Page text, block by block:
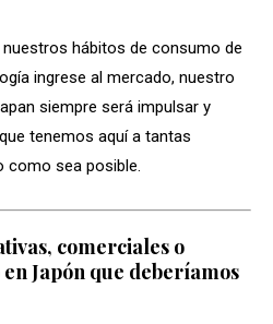
hábitos de consumo de
ingrese al mercado, nuestro
siempre será impulsar y
tenemos aquí a tantas
como sea posible.
comerciales o
Japón que deberíamos